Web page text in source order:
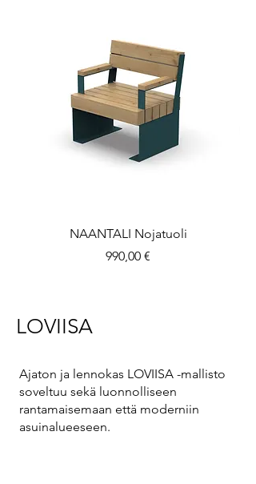
NAANTALI Nojatuoli
Hinta
990,00 €
LOVIISA
Ajaton ja lennokas LOVIISA -mallisto
soveltuu sekä luonnolliseen
rantamaisemaan että moderniin
asuinalueeseen.